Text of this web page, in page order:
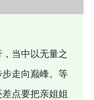
当中以无量之
走向巅峰。等
点要把亲姐姐